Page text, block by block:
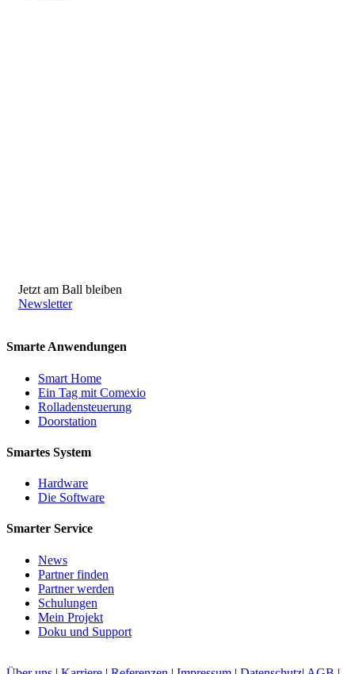
Jetzt am Ball bleiben
Newsletter
Smarte Anwendungen
Smart Home
Ein Tag mit Comexio
Rolladensteuerung
Doorstation
Smartes System
Hardware
Die Software
Smarter Service
News
Partner finden
Partner werden
Schulungen
Mein Projekt
Doku und Support